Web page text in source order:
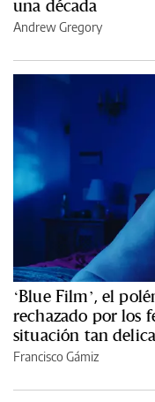
una década
Andrew Gregory
‘Blue Film’, el
rechazado por los
situación tan
Francisco Gámiz